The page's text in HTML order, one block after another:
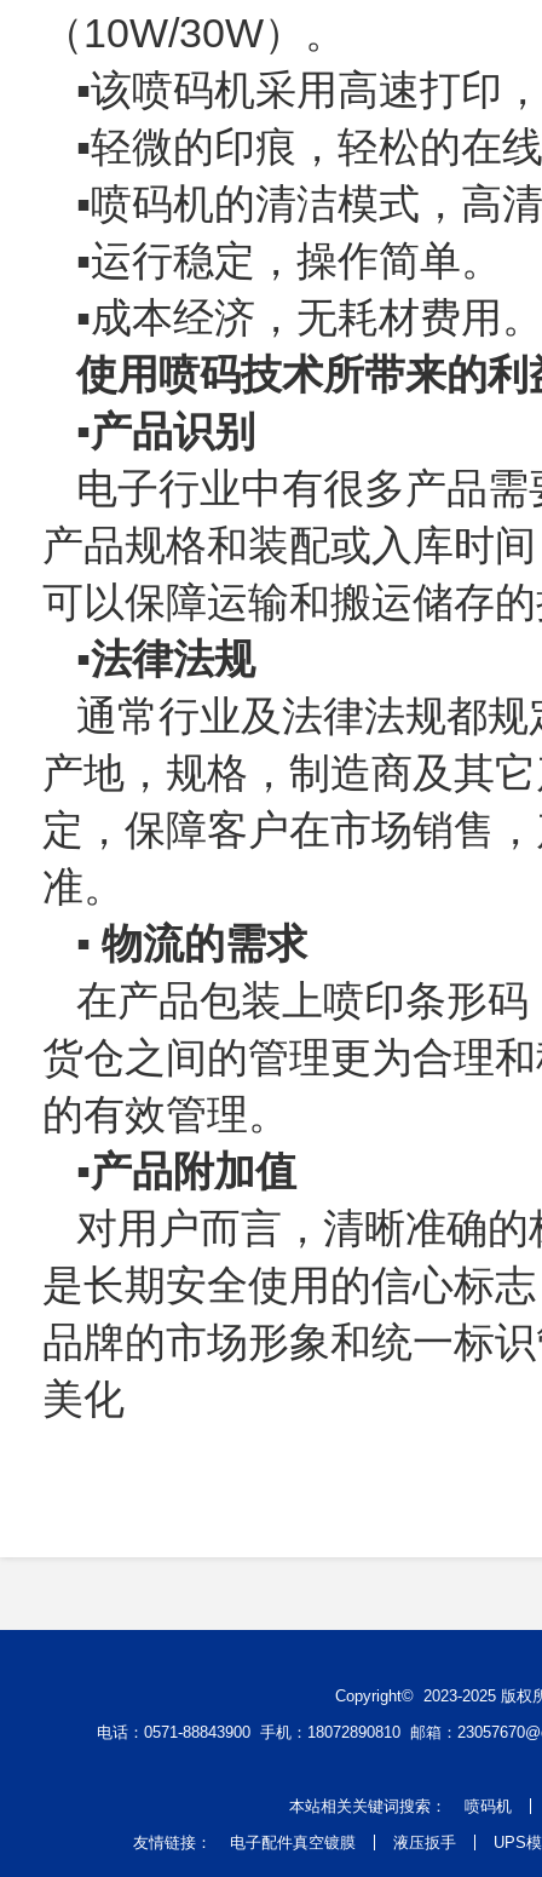
（10W/30W）。
▪该喷码机采用高速打印
▪轻微的印痕，轻松的在
▪喷码机的清洁模式，高
▪运行稳定，操作简单。
▪成本经济，无耗材费用。
使用喷码技术所带来的利
▪产品识别
电子行业中有很多产品
产品规格和装配或入库时
可以保障运输和搬运储存
▪法律法规
通常行业及法律法规都
产地，规格，制造商及其
定，保障客户在市场销售
准。
▪ 物流的需求
在产品包装上喷印条形
货仓之间的管理更为合理
的有效管理。
▪产品附加值
对用户而言，清晰准确
是长期安全使用的信心标
品牌的市场形象和统一标
美化
Copyright© 2023-2025 版权
电话：0571-88843900 手机：18072890810 邮箱：
本站相关关键词搜索：
喷码机
友情链接：
电子配件真空镀膜 液压扳手 UPS